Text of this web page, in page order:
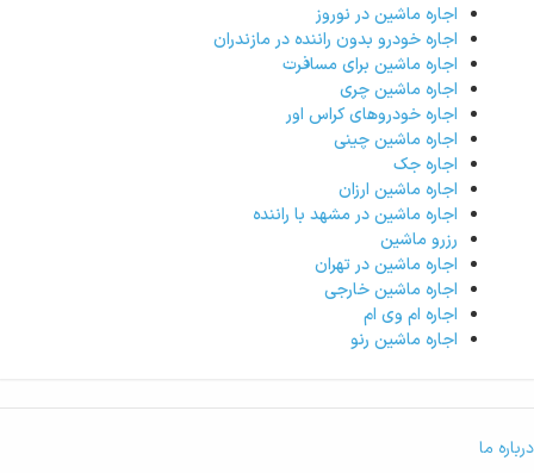
اجاره ماشین در نوروز
اجاره خودرو بدون راننده در مازندران
اجاره ماشین برای مسافرت
اجاره ماشین چری
اجاره خودروهای کراس اور
اجاره ماشین چینی
اجاره جک
اجاره ماشین ارزان
اجاره ماشین در مشهد با راننده
رزرو ماشین
اجاره ماشین در تهران
اجاره ماشین خارجی
اجاره ام وی ام
اجاره ماشین رنو
درباره ما